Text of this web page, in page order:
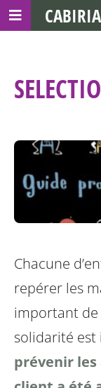
Chacune
repérer les
important de
solidarité est
prévenir